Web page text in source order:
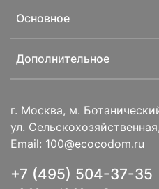
г. Москва, м.
ул.
Email: 100@ecocodom.ru
+7 (495) 504-37-35
Основное
Дополнительное